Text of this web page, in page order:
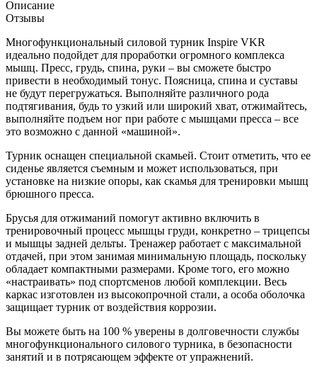
Описание
Отзывы
Многофункциональный силовой турник Inspire VKR
идеально подойдет для проработки огромного комплекса
мышц. Пресс, грудь, спина, руки – вы сможете быстро
привести в необходимый тонус. Поясница, спина и суставы
не будут перегружаться. Выполняйте различного рода
подтягивания, будь то узкий или широкий хват, отжимайтесь,
выполняйте подъем ног при работе с мышцами пресса – все
это возможно с данной «машиной».
Турник оснащен специальной скамьей. Стоит отметить, что ее
сиденье является съемным и может использоваться, при
установке на низкие опоры, как скамья для тренировки мышц
брюшного пресса.
Брусья для отжиманий помогут активно включить в
тренировочный процесс мышцы груди, конкретно – трицепсы
и мышцы задней дельты. Тренажер работает с максимальной
отдачей, при этом занимая минимальную площадь, поскольку
обладает компактными размерами. Кроме того, его можно
«настраивать» под спортсменов любой комплекции. Весь
каркас изготовлен из высокопрочной стали, а особа оболочка
защищает турник от воздействия коррозии.
Вы можете быть на 100 % уверены в долговечности службы
многофункционального силового турника, в безопасности
занятий и в потрясающем эффекте от упражнений.